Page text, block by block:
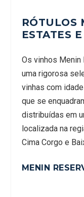
RÓTULOS
ESTATES
Os vinhos Menin
uma rigorosa
vinhas com
que se
distribuídas em
localizada na
Cima Corgo e
MENIN